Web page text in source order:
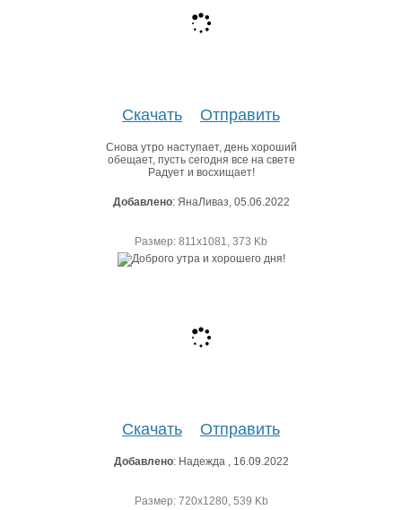
Скачать Отправить
Снова утро наступает, день хороший
обещает, пусть сегодня все на свете
Радует и восхищает!
Добавлено: ЯнаЛиваз, 05.06.2022
Размер: 811х1081, 373 Kb
Скачать Отправить
Добавлено: Надежда , 16.09.2022
Размер: 720х1280, 539 Kb